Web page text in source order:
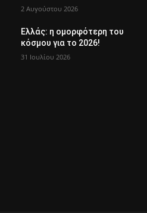
2 Αυγούστου 2026
Ελλάς: η ομορφότερη του
κόσμου για το 2026!
31 Ιουλίου 2026